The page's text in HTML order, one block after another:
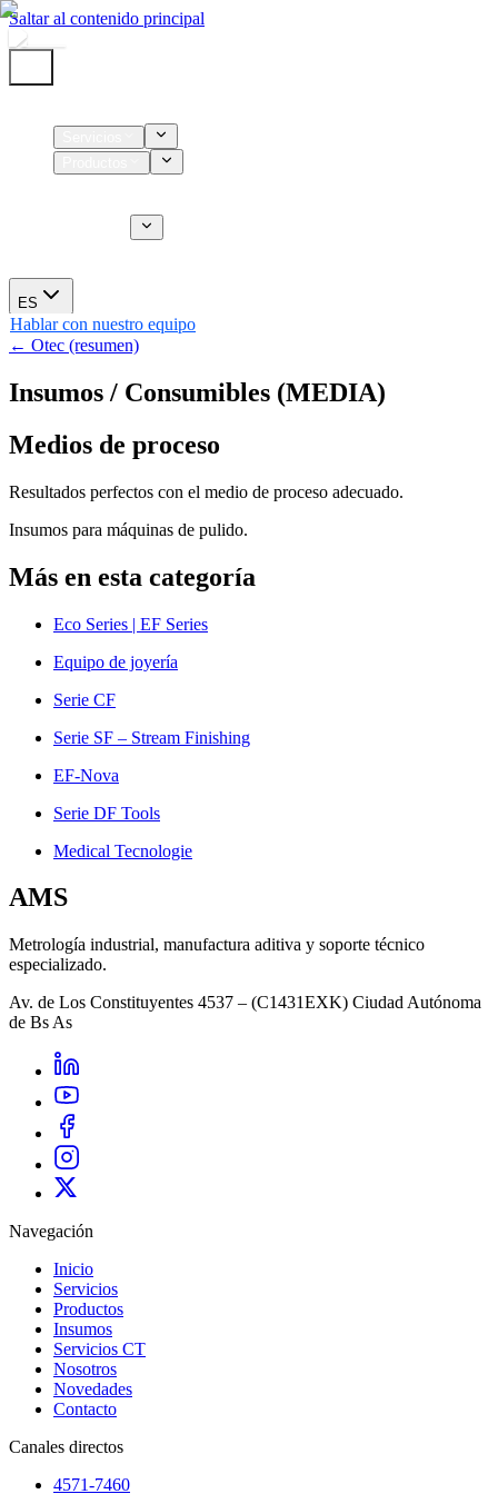
Saltar al contenido principal
ES
Hablar con nuestro equipo
← Otec (resumen)
Insumos / Consumibles (MEDIA)
Medios de proceso
Resultados perfectos con el medio de proceso adecuado.
Insumos para máquinas de pulido.
Más en esta categoría
Eco Series | EF Series
Equipo de joyería
Serie CF
Serie SF – Stream Finishing
EF-Nova
Serie DF Tools
Medical Tecnologie
AMS
Metrología industrial, manufactura aditiva y soporte técnico
especializado.
Av. de Los Constituyentes 4537 – (C1431EXK) Ciudad Autónoma
de Bs As
Navegación
Inicio
Servicios
Productos
Insumos
Servicios CT
Nosotros
Novedades
Contacto
Canales directos
4571-7460